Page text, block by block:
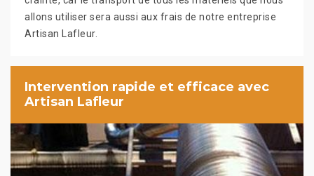
allons utiliser sera aussi aux frais de notre entreprise
Artisan Lafleur.
Intervention rapide et efficace avec
Artisan Lafleur